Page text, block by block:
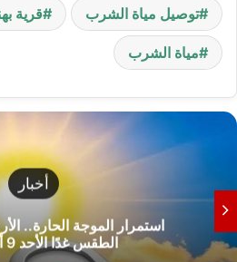
توصيل مياة الشرب قرية
مياة الشرب
أخبار
استمرار الموجة الحارة..
الطقس غدًا الأحد 9 أغسطس